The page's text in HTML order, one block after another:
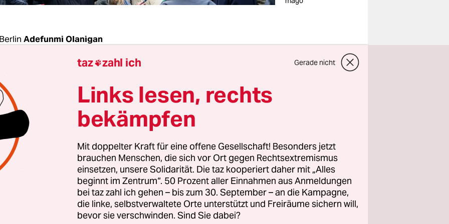
Adefunmi Olanigan
fürs Klima streiten, sondern zusammen und für mehr als
Darauf setzt Fridays for Future dieser Tage, wenn sie
Bündnisbildung investieren: bei den Demos gegen die
im Kampf mit den Beschäftigten im Nahverkehr
fahren zusammen“.
Zeiten gehe es nicht darum, ob man Kli­ma­ak­ti­vis­t*in ist,
De­mo­kra­t*in zu sein und zu verstehen, wann man
Luisa Neubaueram 14. Januar zur ersten
gegen die AfD am Brandenburger Tor in Berlin ins
taz zahl ich Gerade nicht
Links lesen, rechts
bekämpfen
Mit doppelter Kraft für eine offene Gesellschaft! Besonders jetzt
brauchen Menschen, die sich vor Ort gegen Rechtsextremismus
einsetzen, unsere Solidarität. Die taz kooperiert daher mit „Alles
beginnt im Zentrum“. 50 Prozent aller Einnahmen aus Anmeldungen
bei taz zahl ich gehen – bis zum 30. September – an die Kampagne,
die linke, selbstverwaltete Orte unterstützt und Freiräume sichern will,
bevor sie verschwinden. Sind Sie dabei?